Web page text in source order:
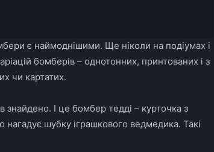
є наймоднішими. Ще ніколи на подіумах і
бомберів – однотонних, принтованих і з
чи картатих.
І це бомбер тедді – курточка з
шубку іграшкового ведмедика. Такі